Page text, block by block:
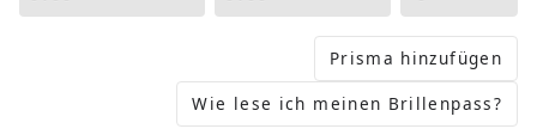
Prisma hinzufügen
Wie lese ich meinen Brillenpass?